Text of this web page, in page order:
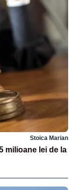
Stoica Marian
milioane lei de la